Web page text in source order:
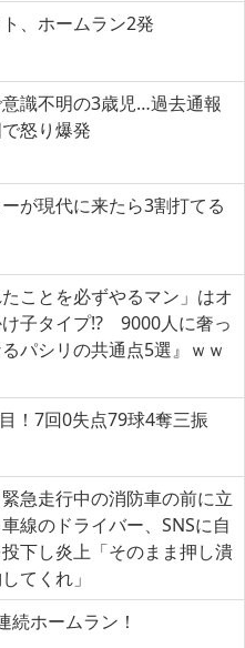
、ホームラン2発
識不明の3歳児…過去通報
怒り爆発
が現代に来たら3割打てる
たことを必ずやるマン」はオ
子タイプ!? 9000人に奢っ
パシリの共通点5選』ｗｗ
！7回0失点79球4奪三振
緊急走行中の消防車の前に立
線のドライバー、SNSに自
下し炎上「そのまま押し潰
てくれ」
続ホームラン！